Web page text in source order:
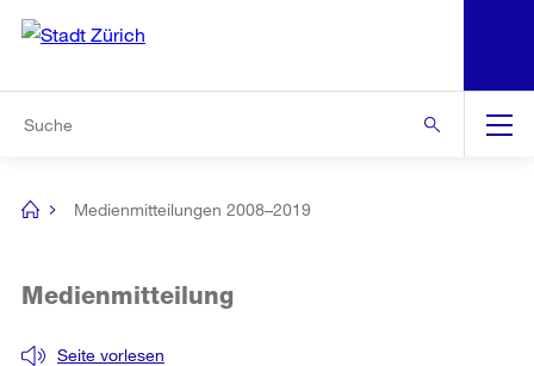
Navigation
[no
Medienmitteilungen 2008–2019
Seite vorlesen
Medienmitteilung